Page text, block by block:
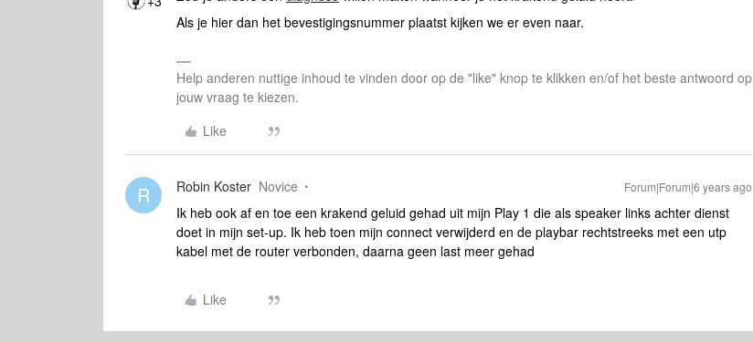
Als je hier dan het bevestigingsnummer plaatst kijken we er even naar.
Help anderen nuttige inhoud te vinden door op de "like" knop te klikken en/of het beste antwoord op
jouw vraag te kiezen.
Like
R Robin Koster Novice Forum|Forum|6 years ago
Ik heb ook af en toe een krakend geluid gehad uit mijn Play 1 die als speaker links achter dienst
doet in mijn set-up. Ik heb toen mijn connect verwijderd en de playbar rechtstreeks met een utp
kabel met de router verbonden, daarna geen last meer gehad
Like